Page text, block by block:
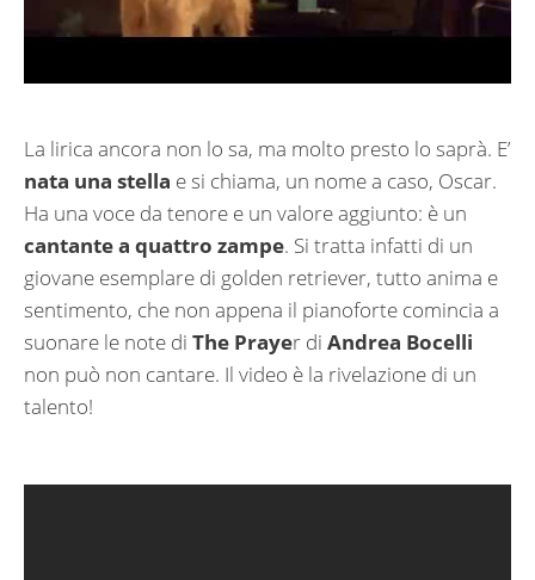
La lirica ancora non lo sa, ma molto presto lo saprà. E’
nata una stella e si chiama, un nome a caso, Oscar.
Ha una voce da tenore e un valore aggiunto: è un
cantante a quattro zampe. Si tratta infatti di un
giovane esemplare di golden retriever, tutto anima e
sentimento, che non appena il pianoforte comincia a
suonare le note di The Prayer di Andrea Bocelli
non può non cantare. Il video è la rivelazione di un
talento!